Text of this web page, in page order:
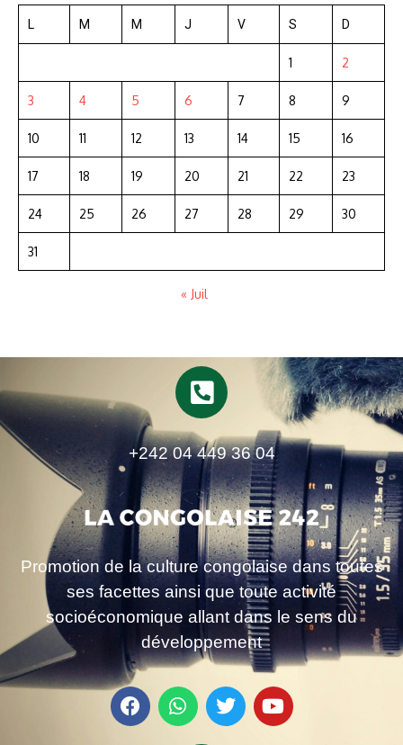
L M M J V S D
1 2
3 4 5 6 7 8 9
10 11 12 13 14 15 16
17 18 19 20 21 22 23
24 25 26 27 28 29 30
31
« Juil
+242 04 449 36 04
Promotion de la culture congolaise dans toutes
ses facettes ainsi que toute activité
socioéconomique allant dans le sens du
développement